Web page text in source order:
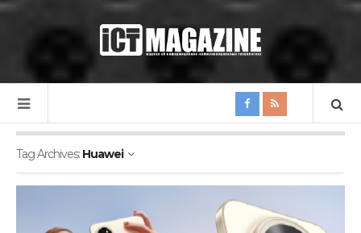
Tag Archives: Huawei